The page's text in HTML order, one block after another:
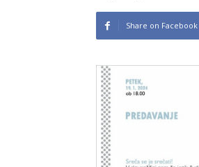
Share on Facebook